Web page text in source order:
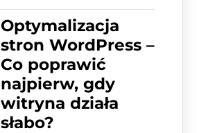
Optymalizacja
stron WordPress –
Co poprawić
najpierw, gdy
witryna działa
słabo?